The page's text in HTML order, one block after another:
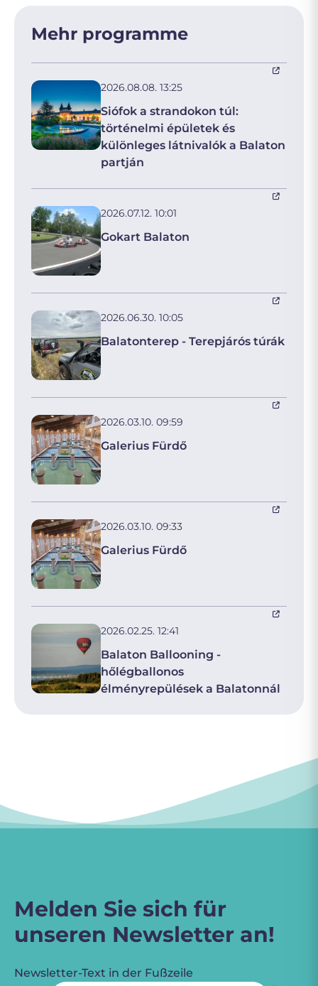
Mehr programme
2026.08.08. 13:25
Siófok a strandokon túl:
történelmi épületek és
különleges látnivalók a Balaton
partján
2026.07.12. 10:01
Gokart Balaton
2026.06.30. 10:05
Balatonterep - Terepjárós túrák
2026.03.10. 09:59
Galerius Fürdő
2026.03.10. 09:33
Galerius Fürdő
2026.02.25. 12:41
Balaton Ballooning -
hőlégballonos
élményrepülések a Balatonnál
Melden Sie sich für
unseren Newsletter an!
Newsletter-Text in der Fußzeile